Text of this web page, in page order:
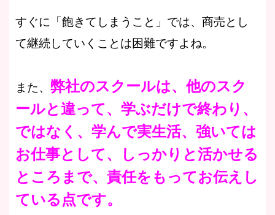
すぐに「飽きてしまうこと」では、商売とし
て継続していくことは困難ですよね。
また、 弊社のスクールは、他のスク
ールと違って、学ぶだけで終わり、
ではなく、学んで実生活、強いては
お仕事として、しっかりと活かせる
ところまで、責任をもってお伝えし
ている点です。